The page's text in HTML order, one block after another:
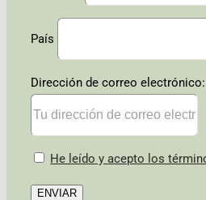
País
Dirección de correo electrónico:
He leído y acepto los